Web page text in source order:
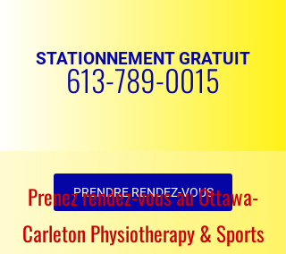
STATIONNEMENT GRATUIT
613-789-0015
PRENDRE RENDEZ-VOUS
Prenez rendez-vous au Ottawa-
Carleton Physiotherapy & Sports